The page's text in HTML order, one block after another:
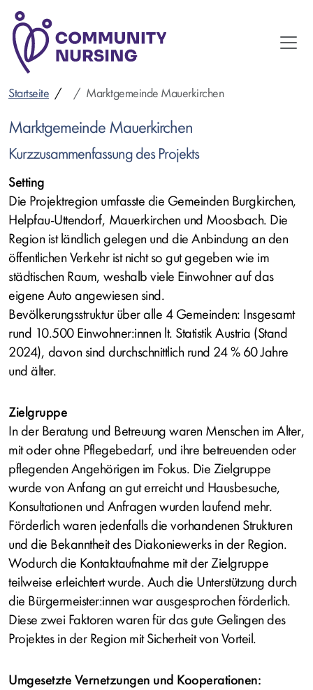
Direkt
zum
Inhalt
Startseite Marktgemeinde Mauerkirchen
Marktgemeinde Mauerkirchen
Kurzzusammenfassung des Projekts
Setting
Die Projektregion umfasste die Gemeinden Burgkirchen,
Helpfau-Uttendorf, Mauerkirchen und Moosbach. Die
Region ist ländlich gelegen und die Anbindung an den
öffentlichen Verkehr ist nicht so gut gegeben wie im
städtischen Raum, weshalb viele Einwohner auf das
eigene Auto angewiesen sind.
Bevölkerungsstruktur über alle 4 Gemeinden: Insgesamt
rund 10.500 Einwohner:innen lt. Statistik Austria (Stand
2024), davon sind durchschnittlich rund 24 % 60 Jahre
und älter.
Zielgruppe
In der Beratung und Betreuung waren Menschen im Alter,
mit oder ohne Pflegebedarf, und ihre betreuenden oder
pflegenden Angehörigen im Fokus. Die Zielgruppe
wurde von Anfang an gut erreicht und Hausbesuche,
Konsultationen und Anfragen wurden laufend mehr.
Förderlich waren jedenfalls die vorhandenen Strukturen
und die Bekanntheit des Diakoniewerks in der Region.
Wodurch die Kontaktaufnahme mit der Zielgruppe
teilweise erleichtert wurde. Auch die Unterstützung durch
die Bürgermeister:innen war ausgesprochen förderlich.
Diese zwei Faktoren waren für das gute Gelingen des
Projektes in der Region mit Sicherheit von Vorteil.
Umgesetzte Vernetzungen und Kooperationen: